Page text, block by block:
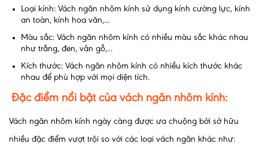
Loại kính: Vách ngăn nhôm kính sử dụng kính cường lực, kính
an toàn, kính hoa văn,...
Màu sắc: Vách ngăn nhôm kính có nhiều màu sắc khác nhau
như trắng, đen, vân gỗ,...
Kích thước: Vách ngăn nhôm kính có nhiều kích thước khác
nhau để phù hợp với mọi diện tích.
Đặc điểm nổi bật của vách ngăn nhôm kính:
Vách ngăn nhôm kính ngày càng được ưa chuộng bởi sở hữu
nhiều đặc điểm vượt trội so với các loại vách ngăn khác như: